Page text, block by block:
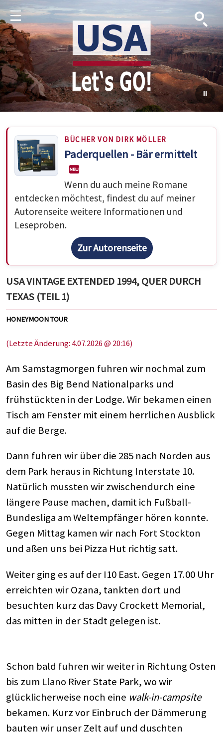
Menu Suche
BÜCHER VON DIRK MÖLLER
Paderquellen - Bär ermittelt
Wenn du auch meine Romane
entdecken möchtest, findest du auf meiner
Autorenseite weitere Informationen und
Leseproben.
Zur Autorenseite
USA VINTAGE EXTENDED 1994, QUER DURCH
TEXAS (TEIL 1)
HONEYMOON TOUR
(Letzte Änderung: 4.07.2026 @ 20:16)
Am Samstagmorgen fuhren wir nochmal zum
Basin des Big Bend Nationalparks und
frühstückten in der Lodge. Wir bekamen einen
Tisch am Fenster mit einem herrlichen Ausblick
auf die Berge.
Dann fuhren wir über die 285 nach Norden aus
dem Park heraus in Richtung Interstate 10.
Natürlich mussten wir zwischendurch eine
längere Pause machen, damit ich Fußball-
Bundesliga am Weltempfänger hören konnte.
Gegen Mittag kamen wir nach Fort Stockton
und aßen uns bei Pizza Hut richtig satt.
Weiter ging es auf der I10 East. Gegen 17.00 Uhr
erreichten wir Ozana, tankten dort und
besuchten kurz das Davy Crockett Memorial,
das mitten in der Stadt gelegen ist.
Schon bald fuhren wir weiter in Richtung Osten
bis zum Llano River State Park, wo wir
glücklicherweise noch eine walk-in-campsite
bekamen. Kurz vor Einbruch der Dämmerung
bauten wir unser Zelt auf und duschten